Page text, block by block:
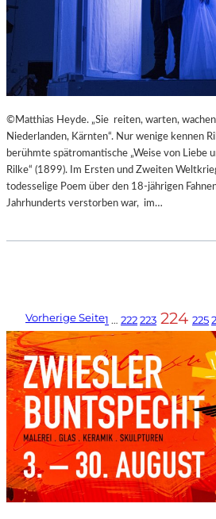
©Matthias Heyde. „Sie reiten, warten,
Niederlanden, Kärnten“. Nur wenige kennen
berühmte spätromantische „Weise von Liebe
Rilke“ (1899). Im Ersten und Zweiten
todesselige Poem über den 18-jährigen
Jahrhunderts verstorben war, im…
Vorherige Seite1 … 222223 224 225